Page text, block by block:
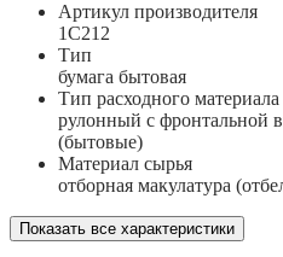
Артикул производителя
1С212
Тип
бумага бытовая
Тип расходного материала
рулонный с фронтальной
(бытовые)
Материал сырья
отборная макулатура
Показать все характеристики